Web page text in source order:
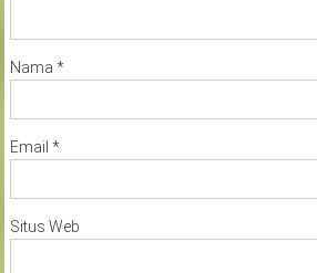
Nama *
Email *
Situs Web